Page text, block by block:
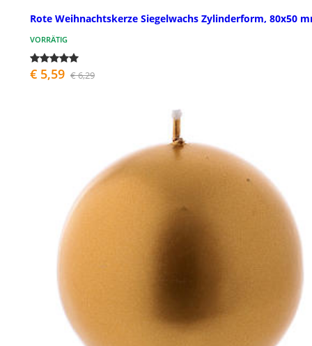
Rote Weihnachtskerze Siegelwachs Zylinderform, 80x50
VORRÄTIG
€ 5,59 € 6,29